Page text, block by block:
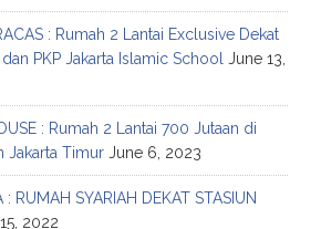
: Rumah 2 Lantai Exclusive Dekat
PKP Jakarta Islamic School
June 13,
: Rumah 2 Lantai 700 Jutaan di
Jakarta Timur June 6, 2023
RUMAH SYARIAH DEKAT STASIUN
2022